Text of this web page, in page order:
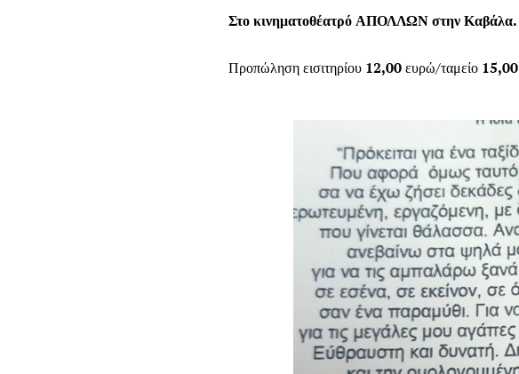
Στο κινηματοθέατρό ΑΠΟΛΛΩΝ στην Καβάλα.
Προπώληση εισιτηρίου 12,00ευρώ/ταμείο 15,00